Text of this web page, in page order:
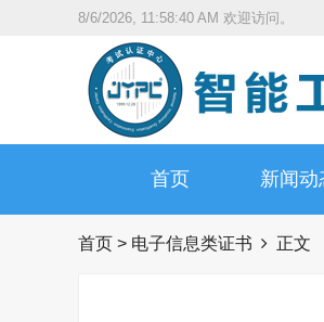
8/6/2026, 11:58:41 AM 欢迎访问。
首页 新闻动
首页 > 电子信息类证书 正文